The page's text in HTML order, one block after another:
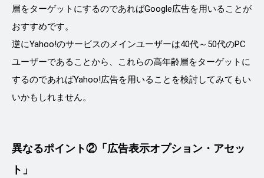
層をターゲットにするのであればGoogle広告を用いることが
おすすめです。
逆にYahoo!のサービスのメインユーザーは40代～50代のPC
ユーザーであることから、これらの高年齢層をターゲットに
するのであればYahoo!広告を用いることを検討してみてもい
いかもしれません。
異なるポイント②「広告表示オプション・アセッ
ト」